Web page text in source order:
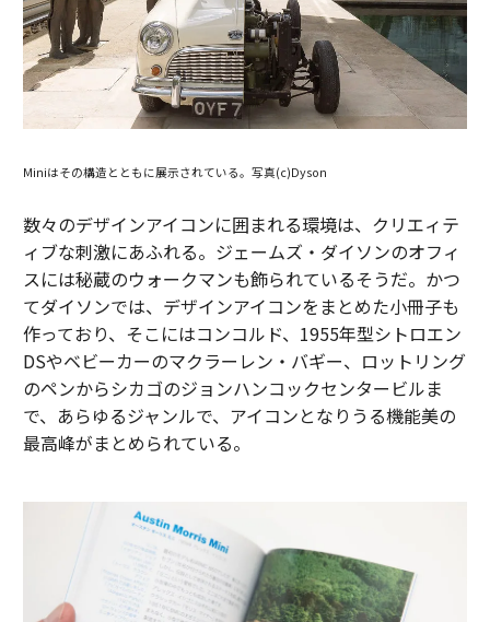
Miniはその構造とともに展示されている。写真(c)Dyson
数々のデザインアイコンに囲まれる環境は、クリエィテ
ィブな刺激にあふれる。ジェームズ・ダイソンのオフィ
スには秘蔵のウォークマンも飾られているそうだ。かつ
てダイソンでは、デザインアイコンをまとめた小冊子も
作っており、そこにはコンコルド、1955年型シトロエン
DSやベビーカーのマクラーレン・バギー、ロットリング
のペンからシカゴのジョンハンコックセンタービルま
で、あらゆるジャンルで、アイコンとなりうる機能美の
最高峰がまとめられている。